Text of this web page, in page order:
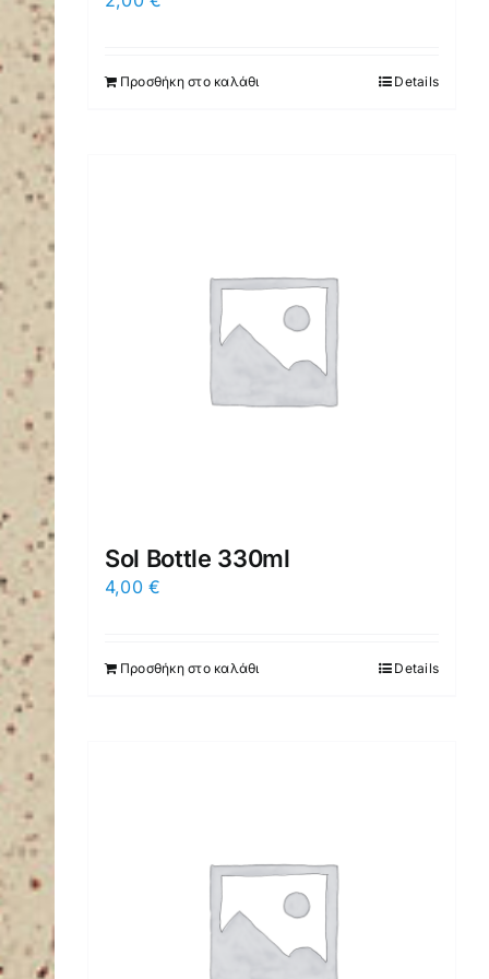
Προσθήκη στο καλάθι Details
Sol Bottle 330ml
4,00€
Προσθήκη στο καλάθι Details